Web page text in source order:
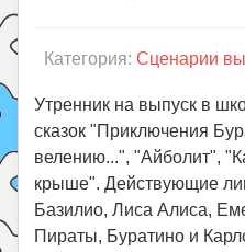
Уроки
Праздники
Психология
Летом!
Поиск
Категория:Сценарии
Утренник на выпуск в
сказок "Приключения
велению...", "Айболит",
крыше". Действующие
Базилио, Лиса Алиса,
Пираты, Буратино и